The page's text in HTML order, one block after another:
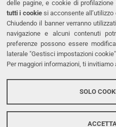
delle pagine, e cookie di
tutti i cookiesi acconsente all’utilizzo
Chiudendo il banner verranno
navigazione e alcuni contenuti
preferenze possono essere
laterale "Gestisci impostazioni
Per maggiori informazioni, ti invitiamo
SOLO
Fax. +39 0532
PEC
LINKS
Dichiarazione di
Protezione dati